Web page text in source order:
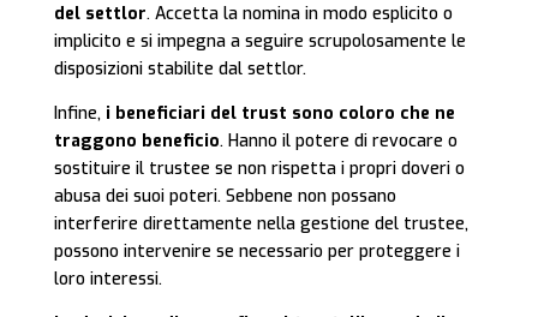
del settlor. Accetta la nomina in modo esplicito o
implicito e si impegna a seguire scrupolosamente le
disposizioni stabilite dal settlor.
Infine, i beneficiari del trust sono coloro che ne
traggono beneficio. Hanno il potere di revocare o
sostituire il trustee se non rispetta i propri doveri o
abusa dei suoi poteri. Sebbene non possano
interferire direttamente nella gestione del trustee,
possono intervenire se necessario per proteggere i
loro interessi.